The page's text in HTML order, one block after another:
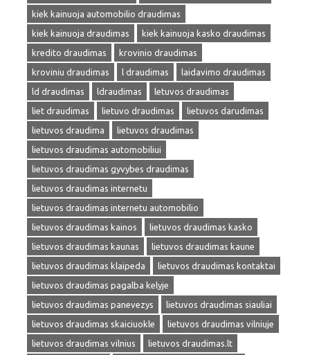
kiek kainuoja automobilio draudimas
kiek kainuoja draudimas
kiek kainuoja kasko draudimas
kredito draudimas
krovinio draudimas
kroviniu draudimas
l draudimas
laidavimo draudimas
ld draudimas
ldraudimas
letuvos draudimas
liet draudimas
lietuvo draudimas
lietuvos darudimas
lietuvos draudima
lietuvos draudimas
lietuvos draudimas automobiliui
lietuvos draudimas gyvybes draudimas
lietuvos draudimas internetu
lietuvos draudimas internetu automobilio
lietuvos draudimas kainos
lietuvos draudimas kasko
lietuvos draudimas kaunas
lietuvos draudimas kaune
lietuvos draudimas klaipeda
lietuvos draudimas kontaktai
lietuvos draudimas pagalba kelyje
lietuvos draudimas panevezys
lietuvos draudimas siauliai
lietuvos draudimas skaiciuokle
lietuvos draudimas vilniuje
lietuvos draudimas vilnius
lietuvos draudimas.lt